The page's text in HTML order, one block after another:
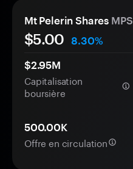
Mt Pelerin Shares MPS
$5.00
8.30%
$2.95M
Capitalisation
boursière
500.00K
Offre en circulation